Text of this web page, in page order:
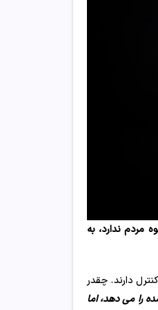
مردم ندارد، به
دارند. چقدر
را می دهد، اما